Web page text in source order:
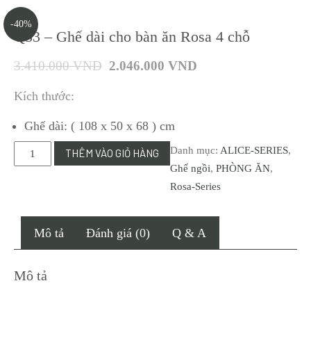
-40%
Q33 – Ghế dài cho bàn ăn Rosa 4 chỗ
3.410.000VND 2.046.000 VND
Kích thước:
Ghế dài: ( 108 x 50 x 68 ) cm
Q33
-
Rosa
THÊM VÀO GIỎ HÀNG Danh mục: ALICE-SERIES,
Ghế ngồi,PHÒNG ĂN,
Rosa-Series
Mô tả Đánh giá (0) Q & A
Mô tả